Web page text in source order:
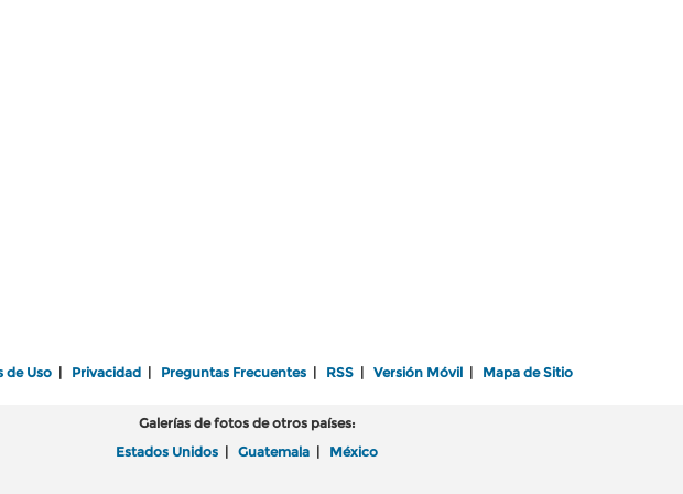
de Uso Privacidad Preguntas Frecuentes RSS Versión Móvil Mapa de Sitio
Galerías de fotos de otros países:
Estados Unidos
Guatemala México